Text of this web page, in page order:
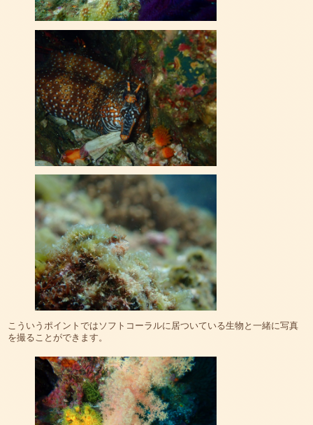
こういうポイントではソフトコーラルに居ついている生物と一緒に写真
を撮ることができます。